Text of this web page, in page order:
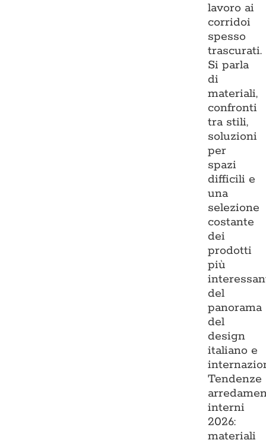
lavoro ai
corridoi
spesso
trascurati.
Si parla
di
materiali,
confronti
tra stili,
soluzioni
per
spazi
difficili e
una
selezione
costante
dei
prodotti
più
del
panorama
del
design
italiano e
Tendenze
interni
2026:
materiali